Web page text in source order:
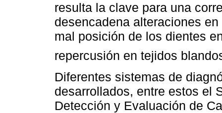
resulta la clave para una
desencadena alteraciones
mal posición de los dientes
repercusión en tejidos
Diferentes sistemas de
desarrollados, entre estos el
Detección y Evaluación de